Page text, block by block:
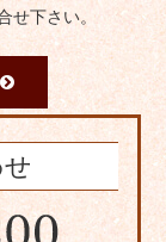
せ下さい。